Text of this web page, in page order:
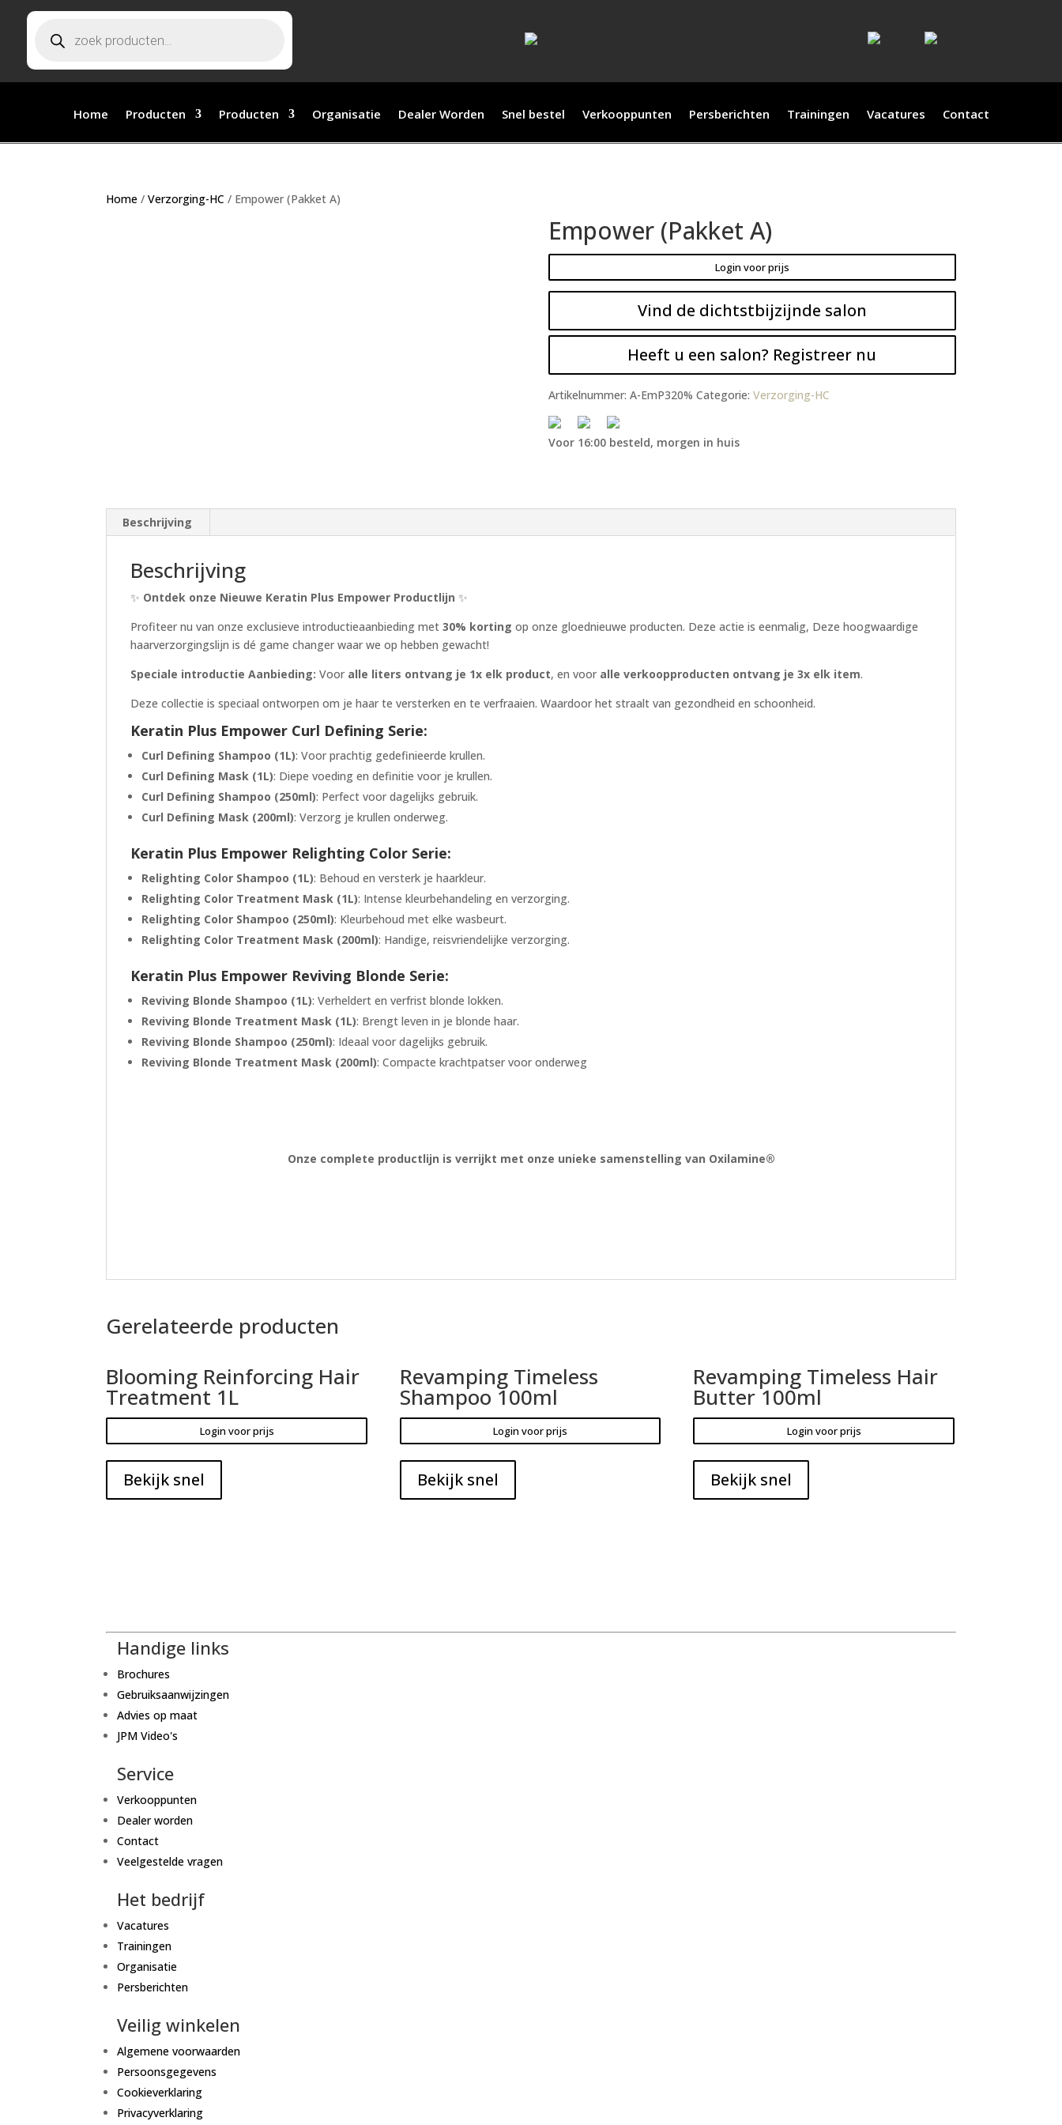
Home Producten Producten Organisatie Dealer Worden Snel bestel Verkooppunten Persberichten Trainingen Vacatures Contact
Home /Verzorging-HC / Empower (Pakket A)
Empower (Pakket A)
Login voor prijs
Vind de dichtstbijzijnde salon
Heeft u een salon? Registreer nu
Artikelnummer: A-EmP320% Categorie: Verzorging-HC
Voor 16:00 besteld, morgen in huis
Beschrijving
Beschrijving
✨ Ontdek onze Nieuwe Keratin Plus Empower Productlijn ✨
Profiteer nu van onze exclusieve introductieaanbieding met30% korting op onze gloednieuwe producten. Deze actie is eenmalig, Deze hoogwaardige
haarverzorgingslijn is dé game changer waar we op hebben gewacht!
Speciale introductie Aanbieding: Voor alle liters ontvang je 1x elk product, en voor alle verkoopproducten ontvang je 3x elk item.
Deze collectie is speciaal ontworpen om je haar te versterken en te verfraaien. Waardoor het straalt van gezondheid en schoonheid.
Keratin Plus Empower Curl Defining Serie:
Curl Defining Shampoo (1L): Voor prachtig gedefinieerde krullen.
Curl Defining Mask (1L): Diepe voeding en definitie voor je krullen.
Curl Defining Shampoo (250ml): Perfect voor dagelijks gebruik.
Curl Defining Mask (200ml): Verzorg je krullen onderweg.
Keratin Plus Empower Relighting Color Serie:
Relighting Color Shampoo (1L): Behoud en versterk je haarkleur.
Relighting Color Treatment Mask (1L): Intense kleurbehandeling en verzorging.
Relighting Color Shampoo (250ml): Kleurbehoud met elke wasbeurt.
Relighting Color Treatment Mask (200ml): Handige, reisvriendelijke verzorging.
Keratin Plus Empower Reviving Blonde Serie:
Reviving Blonde Shampoo (1L): Verheldert en verfrist blonde lokken.
Reviving Blonde Treatment Mask (1L): Brengt leven in je blonde haar.
Reviving Blonde Shampoo (250ml): Ideaal voor dagelijks gebruik.
Reviving Blonde Treatment Mask (200ml): Compacte krachtpatser voor onderweg
Onze complete productlijn is verrijkt met onze unieke samenstelling van Oxilamine®
Gerelateerde producten
Blooming Reinforcing Hair
Treatment 1L
Login voor prijs
Bekijk snel
Revamping Timeless
Shampoo 100ml
Login voor prijs
Bekijk snel
Revamping Timeless Hair
Butter 100ml
Login voor prijs
Bekijk snel
Handige links
Brochures
Gebruiksaanwijzingen
Advies op maat
JPM Video's
Service
Verkooppunten
Dealer worden
Contact
Veelgestelde vragen
Het bedrijf
Vacatures
Trainingen
Organisatie
Persberichten
Veilig winkelen
Algemene voorwaarden
Persoonsgegevens
Cookieverklaring
Privacyverklaring